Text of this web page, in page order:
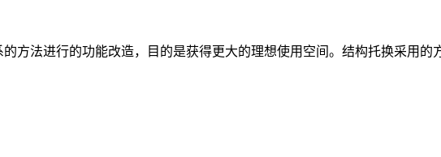
方法进行的功能改造，目的是获得更大的理想使用空间。结构托换采用的